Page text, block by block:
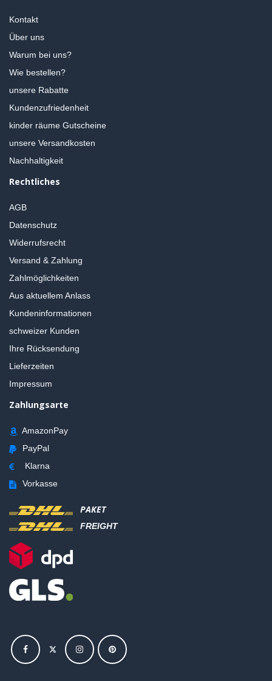
Kontakt
Über uns
Warum bei uns?
Wie bestellen?
unsere Rabatte
Kundenzufriedenheit
kinder räume Gutscheine
unsere Versandkosten
Nachhaltigkeit
Rechtliches
AGB
Datenschutz
Widerrufsrecht
Versand & Zahlung
Zahlmöglichkeiten
Aus aktuellem Anlass
Kundeninformationen
schweizer Kunden
Ihre Rücksendung
Lieferzeiten
Impressum
Zahlungsarte
AmazonPay
PayPal
Klarna
Vorkasse
PAKET
FREIGHT